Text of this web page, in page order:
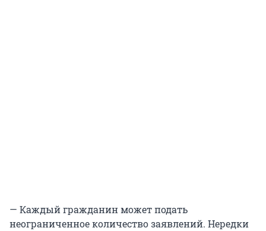
— Каждый гражданин может подать
неограниченное количество заявлений. Нередки